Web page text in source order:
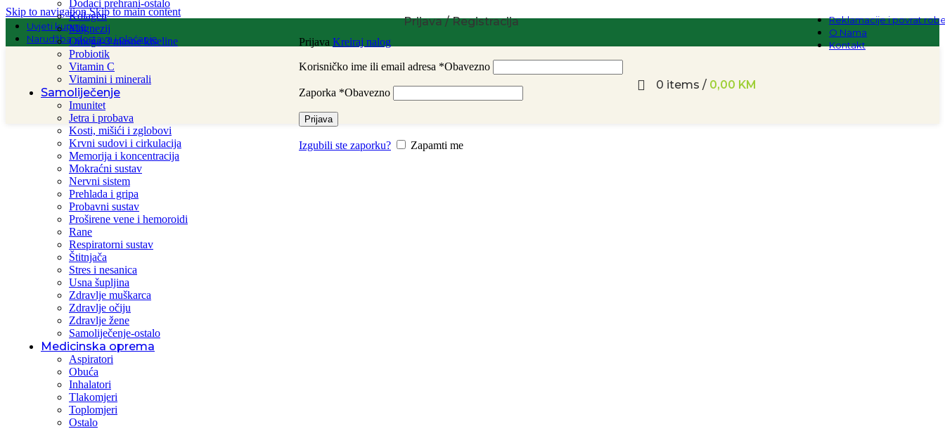
Skip to navigationSkip to main content
Uvjeti kupnje
Narudžba, dostava i plaćanje
Reklamacije i povrat
O Nama
Kontakt
Dodaci prehrani-ostalo
Kolagen
Magnezij
Omega-3 masne kiseline
Probiotik
Vitamin C
Vitamini i minerali
Samoliječenje
Imunitet
Jetra i probava
Kosti, mišići i zglobovi
Krvni sudovi i cirkulacija
Memorija i koncentracija
Mokraćni sustav
Nervni sistem
Prehlada i gripa
Probavni sustav
Proširene vene i hemoroidi
Rane
Respiratorni sustav
Štitnjača
Stres i nesanica
Usna šupljina
Zdravlje muškarca
Zdravlje očiju
Zdravlje žene
Samoliječenje-ostalo
Medicinska oprema
Aspiratori
Obuća
Inhalatori
Tlakomjeri
Toplomjeri
Ostalo
Prijava / Registracija
Prijava Kreiraj nalog
Korisničko ime ili email adresa *Obavezno
Zaporka *Obavezno
Prijava
Izgubili ste zaporku? Zapamti me
0 items / 0,00 KM